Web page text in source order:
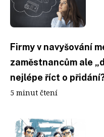
Firmy v navyšování
zaměstnancům ale
nejlépe říct o
5 minut čtení